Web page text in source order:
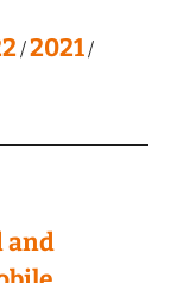
2021
and